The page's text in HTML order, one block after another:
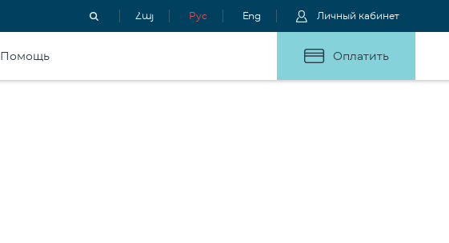
Հայ Рус Eng Личный кабинет
Помощь Оплатить